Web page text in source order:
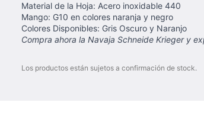
Material de la Hoja: Acero inoxidable 440
Mango: G10 en colores naranja y negro
Colores Disponibles: Gris Oscuro y Naranjo
Compra ahora la Navaja Schneide Krieger y
Los productos están sujetos a confirmación de stock.